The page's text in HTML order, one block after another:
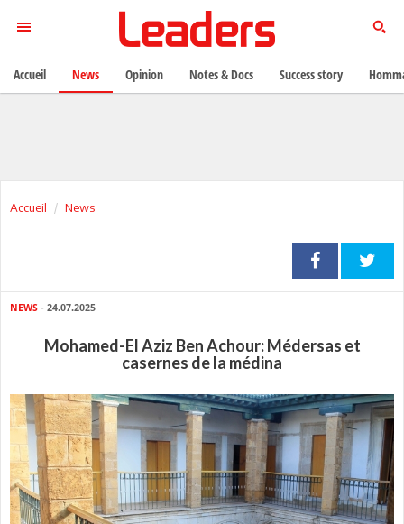
Accueil News
NEWS - 24.07.2025
Mohamed-El Aziz Ben Achour: Médersas et
casernes de la médina
Accueil News Opinion Notes & Docs Success story